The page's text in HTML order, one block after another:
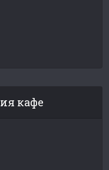
кафе